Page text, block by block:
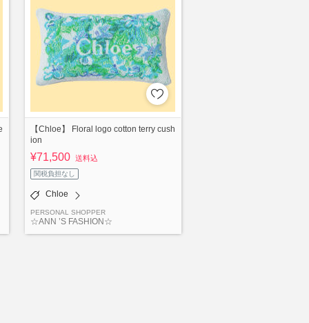
【Chloe】 Floral logo cotton terry cush
ion
¥71,500 送料込
関税負担なし
Chloe
PERSONAL SHOPPER
☆ANN ’S FASHION☆